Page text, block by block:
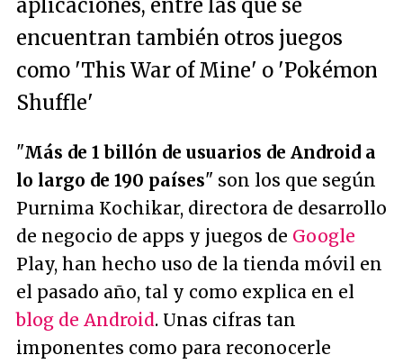
aplicaciones, entre las que se
encuentran también otros juegos
como 'This War of Mine' o 'Pokémon
Shuffle'
"Más de 1 billón de usuarios de Android a
lo largo de 190 países" son los que según
Purnima Kochikar, directora de desarrollo
de negocio de apps y juegos de Google
Play, han hecho uso de la tienda móvil en
el pasado año, tal y como explica en el
blog de Android. Unas cifras tan
imponentes como para reconocerle